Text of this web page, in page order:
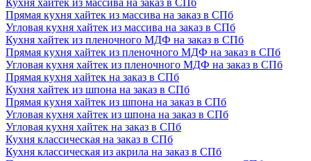
Кухня хайтек из массива на заказ в СПб
Прямая кухня хайтек из массива на заказ в СПб
Угловая кухня хайтек из массива на заказ в СПб
Кухня хайтек из пленочного МДФ на заказ в СПб
Прямая кухня хайтек из пленочного МДФ на заказ в СПб
Угловая кухня хайтек из пленочного МДФ на заказ в СПб
Прямая кухня хайтек на заказ в СПб
Кухня хайтек из шпона на заказ в СПб
Прямая кухня хайтек из шпона на заказ в СПб
Угловая кухня хайтек из шпона на заказ в СПб
Угловая кухня хайтек на заказ в СПб
Кухня классическая на заказ в СПб
Кухня классическая из акрила на заказ в СПб